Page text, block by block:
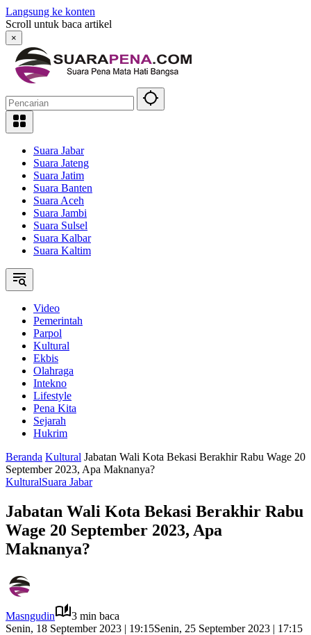
Langsung ke konten
Scroll untuk baca artikel
×
Suara Jabar
Suara Jateng
Suara Jatim
Suara Banten
Suara Aceh
Suara Jambi
Suara Sulsel
Suara Kalbar
Suara Kaltim
Video
Pemerintah
Parpol
Kultural
Ekbis
Olahraga
Intekno
Lifestyle
Pena Kita
Sejarah
Hukrim
Beranda Kultural Jabatan Wali Kota Bekasi Berakhir Rabu Wage 20
September 2023, Apa Maknanya?
KulturalSuara Jabar
Jabatan Wali Kota Bekasi Berakhir Rabu
Wage 20 September 2023, Apa
Maknanya?
Masngudin
3 min baca
Senin, 18 September 2023 | 19:15Senin, 25 September 2023 | 17:15